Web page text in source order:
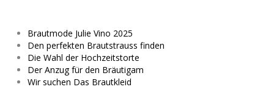
Brautmode Julie Vino 2025
Den perfekten Brautstrauss finden
Die Wahl der Hochzeitstorte
Der Anzug für den Bräutigam
Wir suchen Das Brautkleid